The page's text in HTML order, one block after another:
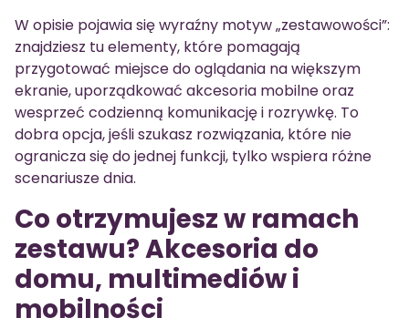
W opisie pojawia się wyraźny motyw „zestawowości”:
znajdziesz tu elementy, które pomagają
przygotować miejsce do oglądania na większym
ekranie, uporządkować akcesoria mobilne oraz
wesprzeć codzienną komunikację i rozrywkę. To
dobra opcja, jeśli szukasz rozwiązania, które nie
ogranicza się do jednej funkcji, tylko wspiera różne
scenariusze dnia.
Co otrzymujesz w ramach
zestawu? Akcesoria do
domu, multimediów i
mobilności